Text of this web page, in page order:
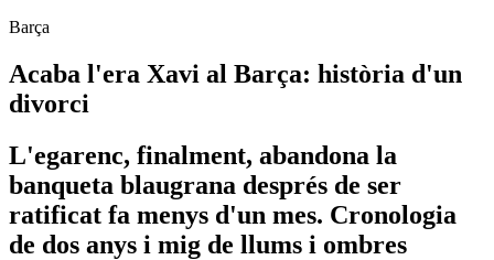
Barça
Acaba l'era Xavi al Barça: història d'un
divorci
L'egarenc, finalment, abandona la
banqueta blaugrana després de ser
ratificat fa menys d'un mes. Cronologia
de dos anys i mig de llums i ombres